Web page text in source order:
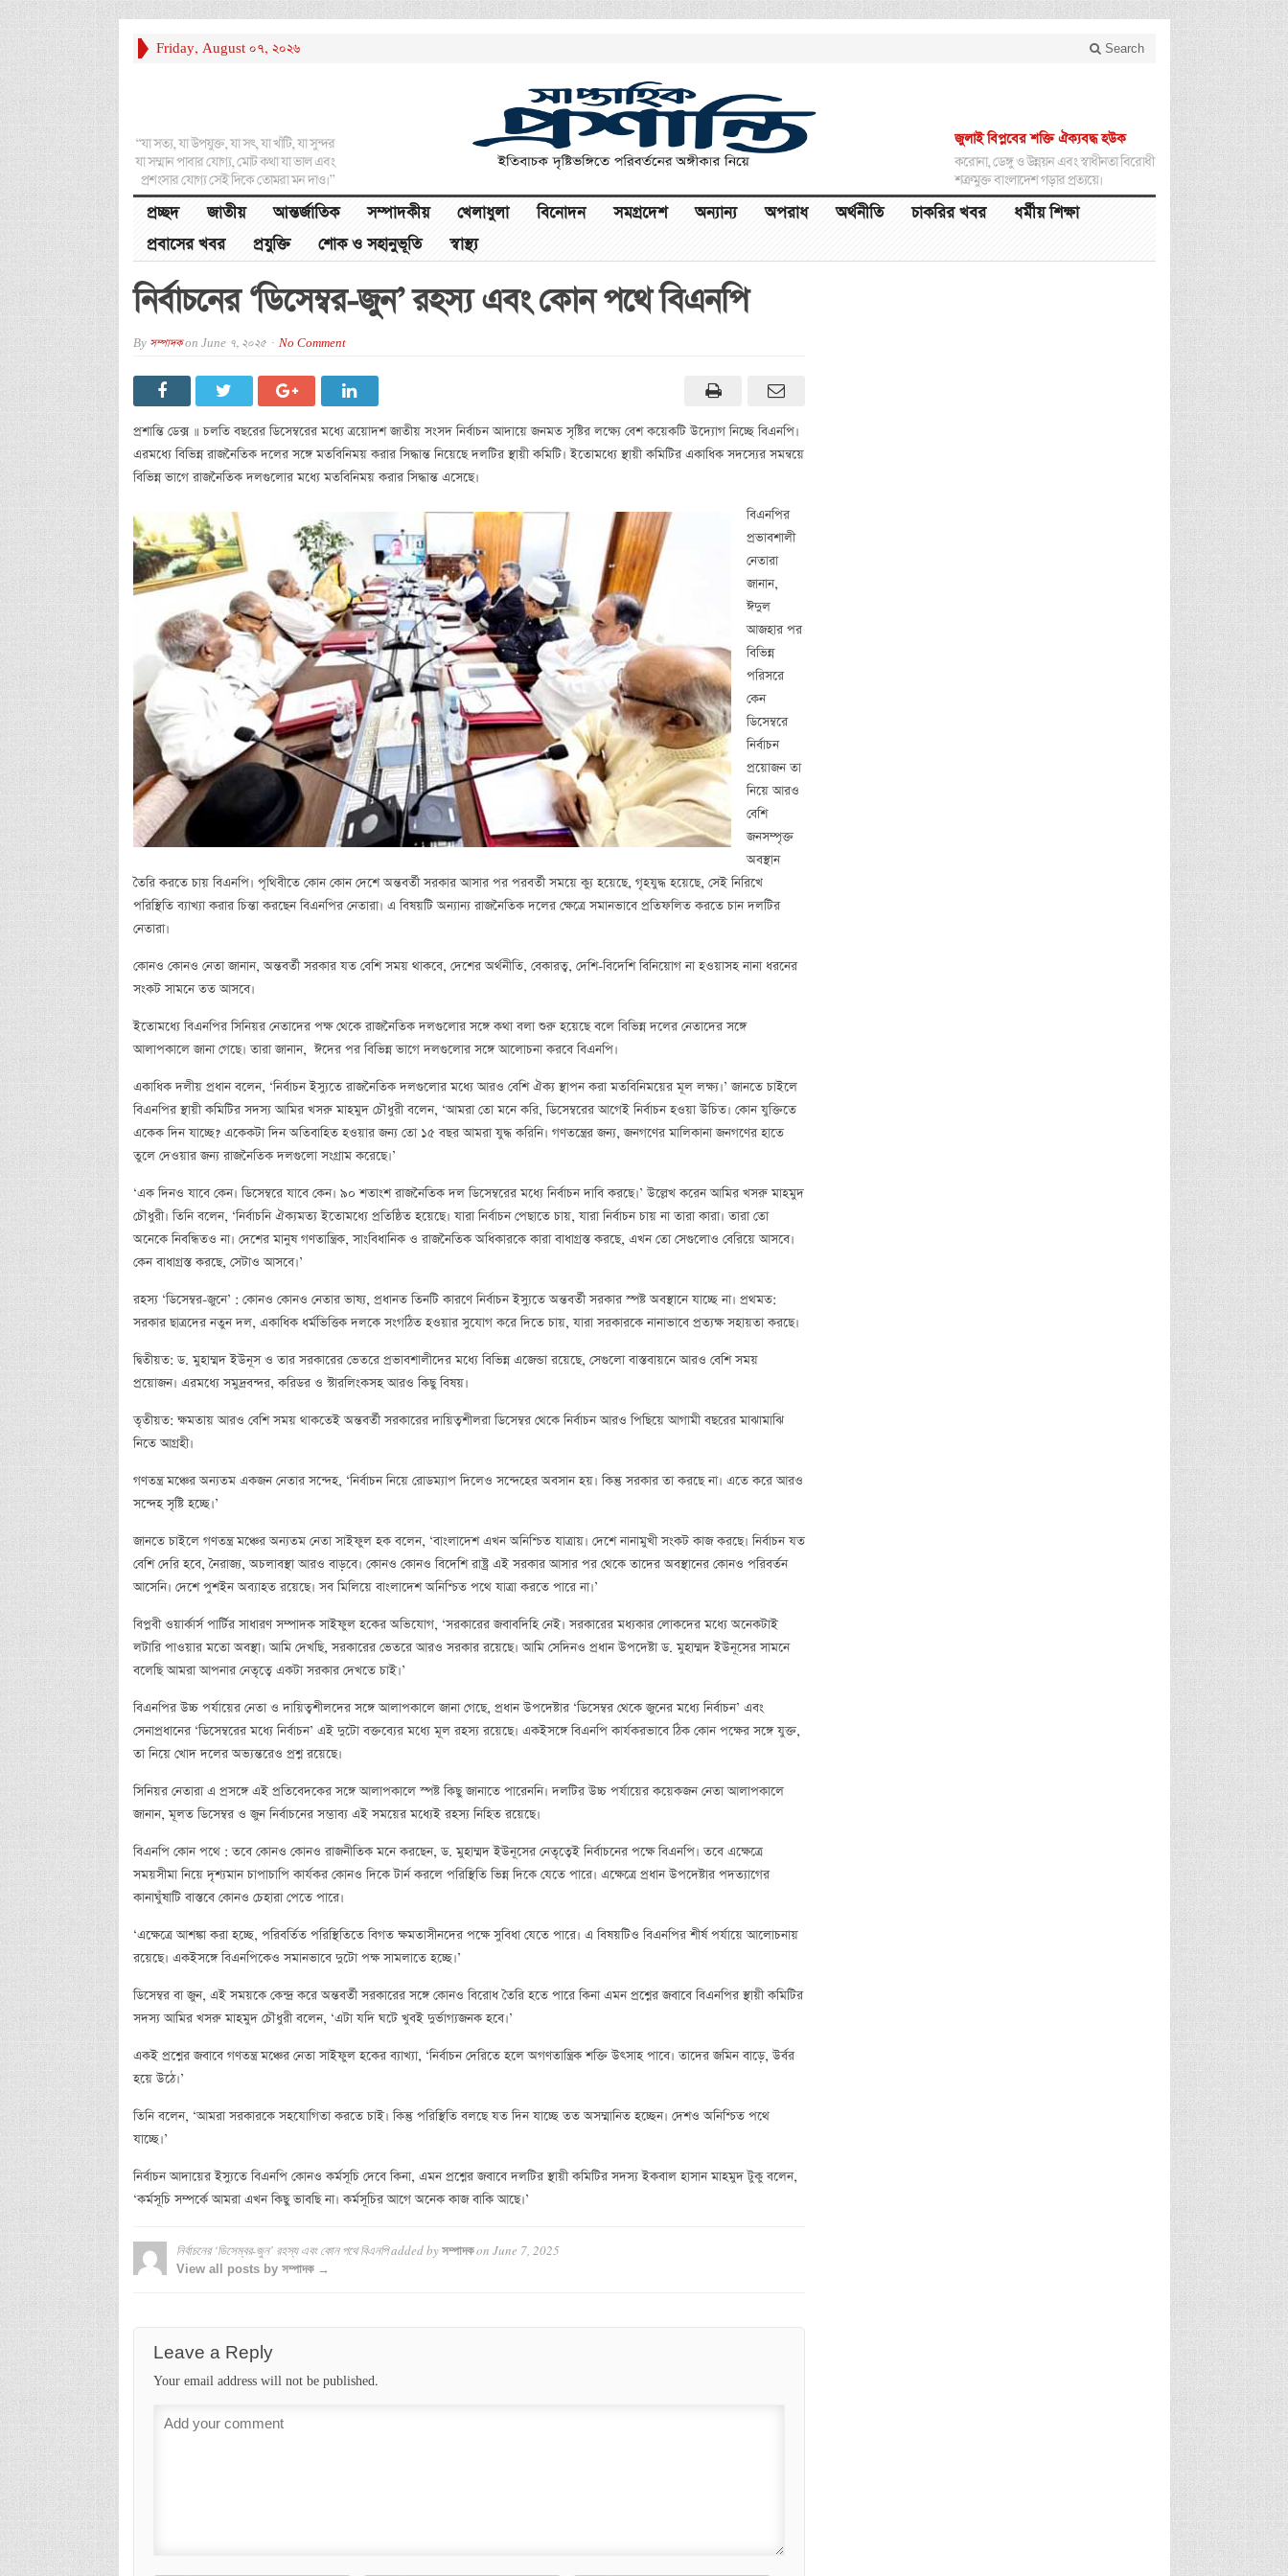
Friday, August 07, 2026 Search
“যা সত্য, যা উপযুক্ত, যা সৎ, যা খাঁটি, যা সুন্দর
যা সম্মান পাবার যোগ্য, মোট কথা যা ভাল এবং
প্রশংসার যোগ্য সেই দিকে তোমরা মন দাও।”
জুলাই বিপ্লবের শক্তি ঐক্যবদ্ধ হউক
করোনা, ডেঙ্গু ও উন্নয়ন এবং স্বাধীনতা বিরোধী
শত্রুমুক্ত বাংলাদেশ গড়ার প্রত্যয়ে।
প্রচ্ছদ জাতীয় আন্তর্জাতিক সম্পাদকীয় খেলাধুলা বিনোদন সমগ্রদেশ অন্যান্য অপরাধ অর্থনীতি চাকরির খবর
ধর্মীয় শিক্ষা
প্রবাসের খবর
প্রযুক্তি শোক ও সহানুভূতি স্বাস্থ্য
নির্বাচনের ‘ডিসেম্বর-জুন’ রহস্য এবং কোন পথে বিএনপি
By সম্পাদকon June 7, 2025 No Comment
প্রশান্তি ডেক্স ॥ চলতি বছরের ডিসেম্বরের মধ্যে ত্রয়োদশ জাতীয় সংসদ নির্বাচন আদায়ে জনমত সৃষ্টির লক্ষ্যে বেশ কয়েকটি উদ্যোগ নিচ্ছে বিএনপি।
এরমধ্যে বিভিন্ন রাজনৈতিক দলের সঙ্গে মতবিনিময় করার সিদ্ধান্ত নিয়েছে দলটির স্থায়ী কমিটি। ইতোমধ্যে স্থায়ী কমিটির একাধিক সদস্যের সমন্বয়ে
বিভিন্ন ভাগে রাজনৈতিক দলগুলোর মধ্যে মতবিনিময় করার সিদ্ধান্ত এসেছে।
বিএনপির
প্রভাবশালী
নেতারা
জানান,
ঈদুল
আজহার পর
বিভিন্ন
পরিসরে
কেন
ডিসেম্বরে
নির্বাচন
প্রয়োজন তা
নিয়ে আরও
বেশি
জনসম্পৃক্ত
অবস্থান
তৈরি করতে চায় বিএনপি। পৃথিবীতে কোন কোন দেশে অন্তবর্তী সরকার আসার পর পরবর্তী সময়ে ক্যু হয়েছে, গৃহযুদ্ধ হয়েছে, সেই নিরিখে
পরিস্থিতি ব্যাখ্যা করার চিন্তা করছেন বিএনপির নেতারা। এ বিষয়টি অন্যান্য রাজনৈতিক দলের ক্ষেত্রে সমানভাবে প্রতিফলিত করতে চান দলটির
নেতারা।
কোনও কোনও নেতা জানান, অন্তবর্তী সরকার যত বেশি সময় থাকবে, দেশের অর্থনীতি, বেকারত্ব, দেশি-বিদেশি বিনিয়োগ না হওয়াসহ নানা ধরনের
সংকট সামনে তত আসবে।
ইতোমধ্যে বিএনপির সিনিয়র নেতাদের পক্ষ থেকে রাজনৈতিক দলগুলোর সঙ্গে কথা বলা শুরু হয়েছে বলে বিভিন্ন দলের নেতাদের সঙ্গে
আলাপকালে জানা গেছে। তারা জানান, ঈদের পর বিভিন্ন ভাগে দলগুলোর সঙ্গে আলোচনা করবে বিএনপি।
একাধিক দলীয় প্রধান বলেন, ‘নির্বাচন ইস্যুতে রাজনৈতিক দলগুলোর মধ্যে আরও বেশি ঐক্য স্থাপন করা মতবিনিময়ের মূল লক্ষ্য।’ জানতে চাইলে
বিএনপির স্থায়ী কমিটির সদস্য আমির খসরু মাহমুদ চৌধুরী বলেন, ‘আমরা তো মনে করি, ডিসেম্বরের আগেই নির্বাচন হওয়া উচিত। কোন যুক্তিতে
একেক দিন যাচ্ছে? একেকটা দিন অতিবাহিত হওয়ার জন্য তো ১৫ বছর আমরা যুদ্ধ করিনি। গণতন্ত্রের জন্য, জনগণের মালিকানা জনগণের হাতে
তুলে দেওয়ার জন্য রাজনৈতিক দলগুলো সংগ্রাম করেছে।’
‘এক দিনও যাবে কেন। ডিসেম্বরে যাবে কেন। ৯০ শতাংশ রাজনৈতিক দল ডিসেম্বরের মধ্যে নির্বাচন দাবি করছে।’ উল্লেখ করেন আমির খসরু মাহমুদ
চৌধুরী। তিনি বলেন, ‘নির্বাচনি ঐক্যমত্য ইতোমধ্যে প্রতিষ্ঠিত হয়েছে। যারা নির্বাচন পেছাতে চায়, যারা নির্বাচন চায় না তারা কারা। তারা তো
অনেকে নিবন্ধিতও না। দেশের মানুষ গণতান্ত্রিক, সাংবিধানিক ও রাজনৈতিক অধিকারকে কারা বাধাগ্রস্ত করছে, এখন তো সেগুলোও বেরিয়ে আসবে।
কেন বাধাগ্রস্ত করছে, সেটাও আসবে।’
রহস্য ‘ডিসেম্বর-জুনে’ : কোনও কোনও নেতার ভাষ্য, প্রধানত তিনটি কারণে নির্বাচন ইস্যুতে অন্তবর্তী সরকার স্পষ্ট অবস্থানে যাচ্ছে না। প্রথমত:
সরকার ছাত্রদের নতুন দল, একাধিক ধর্মভিত্তিক দলকে সংগঠিত হওয়ার সুযোগ করে দিতে চায়, যারা সরকারকে নানাভাবে প্রত্যক্ষ সহায়তা করছে।
দ্বিতীয়ত: ড. মুহাম্মদ ইউনূস ও তার সরকারের ভেতরে প্রভাবশালীদের মধ্যে বিভিন্ন এজেন্ডা রয়েছে, সেগুলো বাস্তবায়নে আরও বেশি সময়
প্রয়োজন। এরমধ্যে সমুদ্রবন্দর, করিডর ও স্টারলিংকসহ আরও কিছু বিষয়।
তৃতীয়ত: ক্ষমতায় আরও বেশি সময় থাকতেই অন্তবর্তী সরকারের দায়িত্বশীলরা ডিসেম্বর থেকে নির্বাচন আরও পিছিয়ে আগামী বছরের মাঝামাঝি
নিতে আগ্রহী।
গণতন্ত্র মঞ্চের অন্যতম একজন নেতার সন্দেহ, ‘নির্বাচন নিয়ে রোডম্যাপ দিলেও সন্দেহের অবসান হয়। কিন্তু সরকার তা করছে না। এতে করে আরও
সন্দেহ সৃষ্টি হচ্ছে।’
জানতে চাইলে গণতন্ত্র মঞ্চের অন্যতম নেতা সাইফুল হক বলেন, ‘বাংলাদেশ এখন অনিশ্চিত যাত্রায়। দেশে নানামুখী সংকট কাজ করছে। নির্বাচন যত
বেশি দেরি হবে, নৈরাজ্য, অচলাবস্থা আরও বাড়বে। কোনও কোনও বিদেশি রাষ্ট্র এই সরকার আসার পর থেকে তাদের অবস্থানের কোনও পরিবর্তন
আসেনি। দেশে পুশইন অব্যাহত রয়েছে। সব মিলিয়ে বাংলাদেশ অনিশ্চিত পথে যাত্রা করতে পারে না।’
বিপ্লবী ওয়ার্কার্স পার্টির সাধারণ সম্পাদক সাইফুল হকের অভিযোগ, ‘সরকারের জবাবদিহি নেই। সরকারের মধ্যকার লোকদের মধ্যে অনেকটাই
লটারি পাওয়ার মতো অবস্থা। আমি দেখছি, সরকারের ভেতরে আরও সরকার রয়েছে। আমি সেদিনও প্রধান উপদেষ্টা ড. মুহাম্মদ ইউনূসের সামনে
বলেছি আমরা আপনার নেতৃত্বে একটা সরকার দেখতে চাই।’
বিএনপির উচ্চ পর্যায়ের নেতা ও দায়িত্বশীলদের সঙ্গে আলাপকালে জানা গেছে, প্রধান উপদেষ্টার ‘ডিসেম্বর থেকে জুনের মধ্যে নির্বাচন’ এবং
সেনাপ্রধানের ‘ডিসেম্বরের মধ্যে নির্বাচন’ এই দুটো বক্তব্যের মধ্যে মূল রহস্য রয়েছে। একইসঙ্গে বিএনপি কার্যকরভাবে ঠিক কোন পক্ষের সঙ্গে যুক্ত,
তা নিয়ে খোদ দলের অভ্যন্তরেও প্রশ্ন রয়েছে।
সিনিয়র নেতারা এ প্রসঙ্গে এই প্রতিবেদকের সঙ্গে আলাপকালে স্পষ্ট কিছু জানাতে পারেননি। দলটির উচ্চ পর্যায়ের কয়েকজন নেতা আলাপকালে
জানান, মূলত ডিসেম্বর ও জুন নির্বাচনের সম্ভাব্য এই সময়ের মধ্যেই রহস্য নিহিত রয়েছে।
বিএনপি কোন পথে : তবে কোনও কোনও রাজনীতিক মনে করছেন, ড. মুহাম্মদ ইউনূসের নেতৃত্বেই নির্বাচনের পক্ষে বিএনপি। তবে এক্ষেত্রে
সময়সীমা নিয়ে দৃশ্যমান চাপাচাপি কার্যকর কোনও দিকে টার্ন করলে পরিস্থিতি ভিন্ন দিকে যেতে পারে। এক্ষেত্রে প্রধান উপদেষ্টার পদত্যাগের
কানাঘুঁষাটি বাস্তবে কোনও চেহারা পেতে পারে।
‘এক্ষেত্রে আশঙ্কা করা হচ্ছে, পরিবর্তিত পরিস্থিতিতে বিগত ক্ষমতাসীনদের পক্ষে সুবিধা যেতে পারে। এ বিষয়টিও বিএনপির শীর্ষ পর্যায়ে আলোচনায়
রয়েছে। একইসঙ্গে বিএনপিকেও সমানভাবে দুটো পক্ষ সামলাতে হচ্ছে।’
ডিসেম্বর বা জুন, এই সময়কে কেন্দ্র করে অন্তবর্তী সরকারের সঙ্গে কোনও বিরোধ তৈরি হতে পারে কিনা এমন প্রশ্নের জবাবে বিএনপির স্থায়ী কমিটির
সদস্য আমির খসরু মাহমুদ চৌধুরী বলেন, ‘এটা যদি ঘটে খুবই দুর্ভাগ্যজনক হবে।’
একই প্রশ্নের জবাবে গণতন্ত্র মঞ্চের নেতা সাইফুল হকের ব্যাখ্যা, ‘নির্বাচন দেরিতে হলে অগণতান্ত্রিক শক্তি উৎসাহ পাবে। তাদের জমিন বাড়ে, উর্বর
হয়ে উঠে।’
তিনি বলেন, ‘আমরা সরকারকে সহযোগিতা করতে চাই। কিন্তু পরিস্থিতি বলছে যত দিন যাচ্ছে তত অসম্মানিত হচ্ছেন। দেশও অনিশ্চিত পথে
যাচ্ছে।’
নির্বাচন আদায়ের ইস্যুতে বিএনপি কোনও কর্মসূচি দেবে কিনা, এমন প্রশ্নের জবাবে দলটির স্থায়ী কমিটির সদস্য ইকবাল হাসান মাহমুদ টুকু বলেন,
‘কর্মসূচি সম্পর্কে আমরা এখন কিছু ভাবছি না। কর্মসূচির আগে অনেক কাজ বাকি আছে।’
নির্বাচনের ‘ডিসেম্বর-জুন’ রহস্য এবং কোন পথে বিএনপিadded by সম্পাদকon June 7, 2025
View all posts by সম্পাদক →
Leave a Reply
Your email address will not be published.